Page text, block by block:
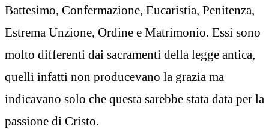
Battesimo, Confermazione, Eucaristia, Penitenza,
Estrema Unzione, Ordine e Matrimonio. Essi sono
molto differenti dai sacramenti della legge antica,
quelli infatti non producevano la grazia ma
indicavano solo che questa sarebbe stata data per la
passione di Cristo.